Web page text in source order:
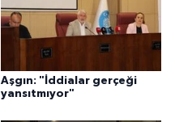
Aşgın: "İddialar gerçeği
yansıtmıyor"